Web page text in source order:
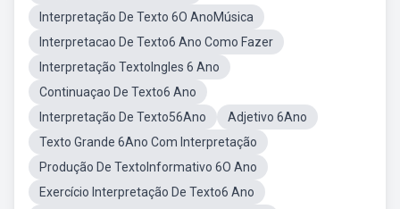
Interpretação De Texto 6O AnoMúsica
Interpretacao De Texto6 Ano Como Fazer
Interpretação TextoIngles 6 Ano
Continuaçao De Texto6 Ano
Interpretação De Texto56Ano
Adjetivo 6Ano
Texto Grande 6Ano Com Interpretação
Produção De TextoInformativo 6O Ano
Exercício Interpretação De Texto6 Ano